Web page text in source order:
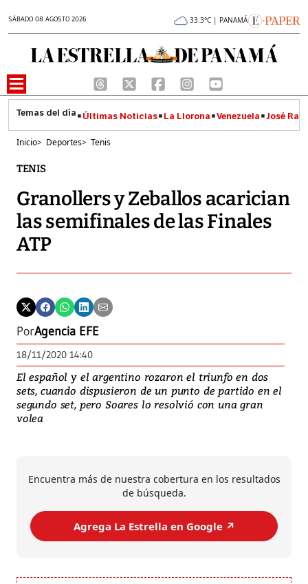
SÁBADO 08 AGOSTO 2026 33.3°C | PANAMÁ
Últimas Noticias La Llorona Venezuela José
Inicio> Deportes> Tenis
TENIS
Granollers y Zeballos acarician
las semifinales de las Finales
ATP
PorAgencia EFE
18/11/2020 14:40
El español y el argentino rozaron el triunfo en dos
sets, cuando dispusieron de un punto de partido en el
segundo set, pero Soares lo resolvió con una gran
volea
Encuentra más de nuestra cobertura en los resultados
de búsqueda.
Agrega La Estrella en Google ↗️